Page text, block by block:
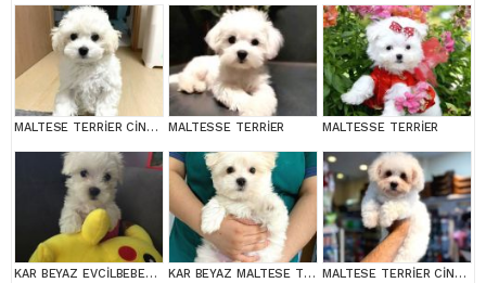
MALTESE TERRİER CİNSİ YAVRULAR MALTESSE TERRİER MALTESSE TERRİER
KAR BEYAZ EVCİLBEBEKLER EV ÜRETİMİ MALTESSE TERRİER KAR BEYAZ MALTESE TERRİER CİNSLERİ MALTESE TERRİER CİNSİ YAVRULAR